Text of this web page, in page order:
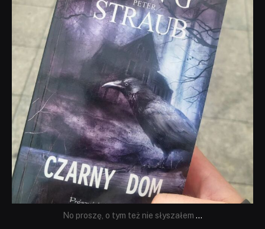
No proszę, o tym też nie słyszałem ...